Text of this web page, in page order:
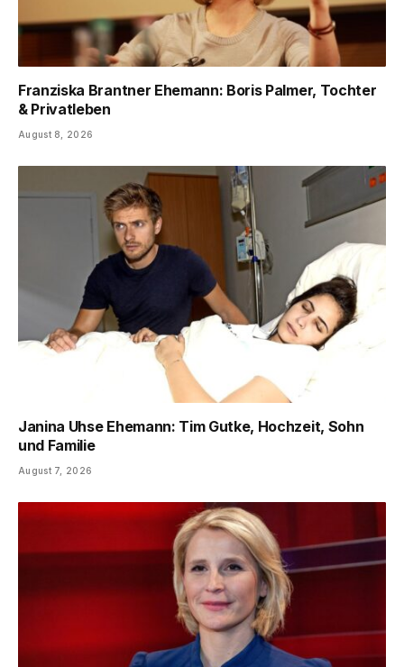
Franziska Brantner Ehemann: Boris Palmer, Tochter
& Privatleben
August 8, 2026
Janina Uhse Ehemann: Tim Gutke, Hochzeit, Sohn
und Familie
August 7, 2026